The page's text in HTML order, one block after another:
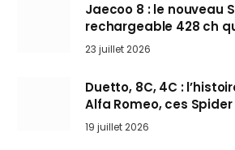
Jaecoo 8 : le nouveau
rechargeable 428 ch
arrive en Europe cet
23 juillet 2026
Duetto, 8C, 4C :
Alfa Romeo, ces
l’art de rouler cheveux
19 juillet 2026